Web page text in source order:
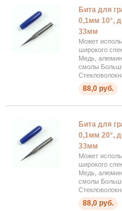
Бита для
0,1мм 10°,
33мм
Может
широкого
Медь,
смолы
88,0 руб.
Бита для
0,1мм 20°,
33мм
Может
широкого
Медь,
смолы
88,0 руб.